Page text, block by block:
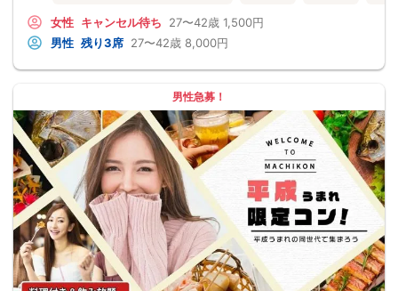
女性 キャンセル待ち 27〜42歳 1,500円
男性 残り3席 27〜42歳 8,000円
男性急募！